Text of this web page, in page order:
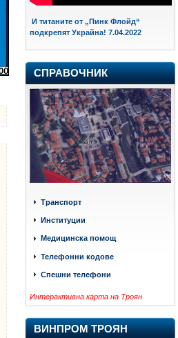
И титаните от „Пинк Флойд“
подкрепят Украйна! 7.04.2022
СПРАВОЧНИК
Транспорт
Институции
Медицинска помощ
Телефонни кодове
Спешни телефони
Интерактивна карта на Троян
ВИНПРОМ ТРОЯН